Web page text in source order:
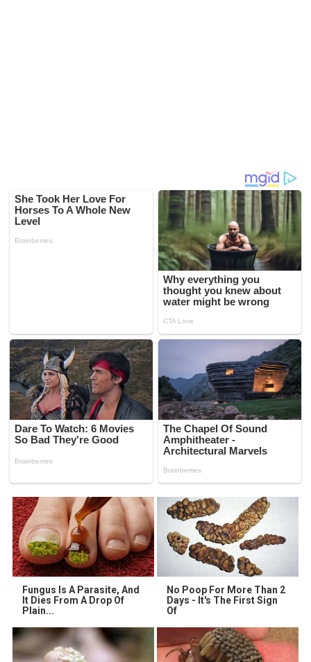
Fungus Is A Parasite, And
It Dies From A Drop Of
Plain...
No Poop For More Than 2
Days - It's The First Sign
Of